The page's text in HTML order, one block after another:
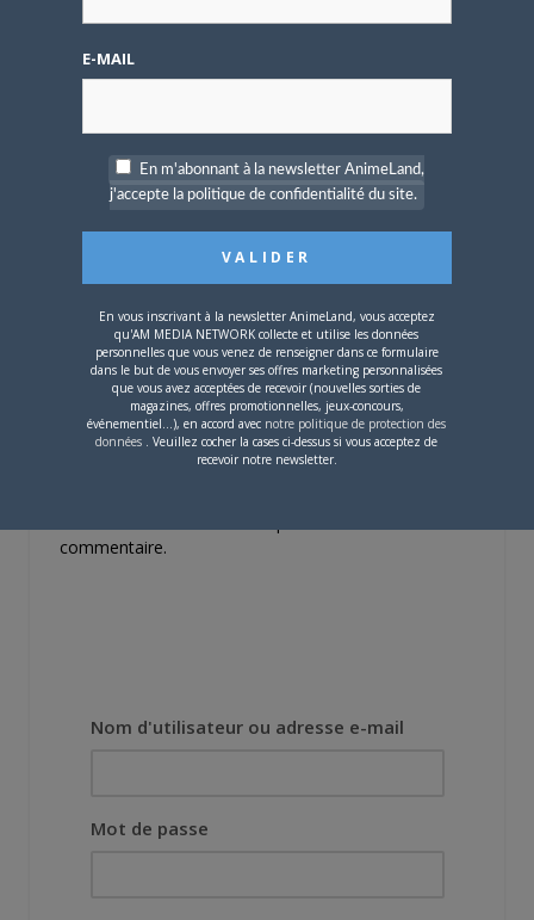
4 AOÛT 2026
pour 2027
4 JUILLET 2026 0
[Entretien] Mokochan : «
Lors des prémices du
projet, il était déjà
demandé de suivre au
mieux le manga
commentaire.
Nom d'utilisateur ou adresse e-mail
Mot de passe
E-MAIL
En m'abonnant à la newsletter AnimeLand,
j'accepte la politique de confidentialité du site.
En vous inscrivant à la newsletter AnimeLand, vous acceptez
qu'AM MEDIA NETWORK collecte et utilise les données
personnelles que vous venez de renseigner dans ce formulaire
dans le but de vous envoyer ses offres marketing personnalisées
que vous avez acceptées de recevoir (nouvelles sorties de
magazines, offres promotionnelles, jeux-concours,
événementiel...), en accord avec notre politique de protection des
données . Veuillez cocher la cases ci-dessus si vous acceptez de
recevoir notre newsletter.